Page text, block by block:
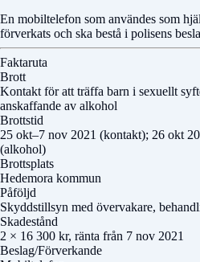
En mobiltelefon som användes som
förverkats och ska bestå i polisens
Faktaruta
Brott
Kontakt för att träffa barn i sexuellt
anskaffande av alkohol
Brottstid
25 okt–7 nov 2021 (kontakt); 26 okt
(alkohol)
Brottsplats
Hedemora kommun
Påföljd
Skyddstillsyn med övervakare,
Skadestånd
2 × 16 300 kr, ränta från 7 nov 2021
Beslag/Förverkande